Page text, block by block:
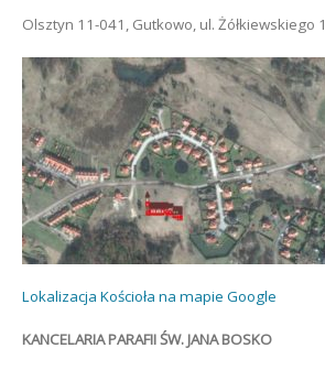
Olsztyn 11-041, Gutkowo, ul. Żółkiewskiego 1
Lokalizacja Kościoła na mapie Google
KANCELARIA PARAFII ŚW. JANA BOSKO